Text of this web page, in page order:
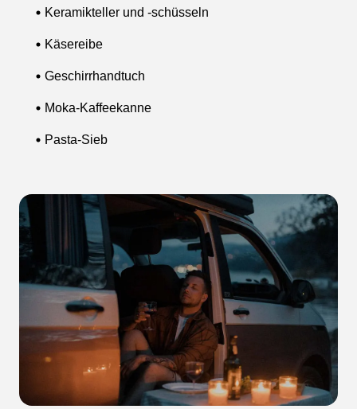
Keramikteller und -schüsseln
Käsereibe
Geschirrhandtuch
Moka-Kaffeekanne
Pasta-Sieb